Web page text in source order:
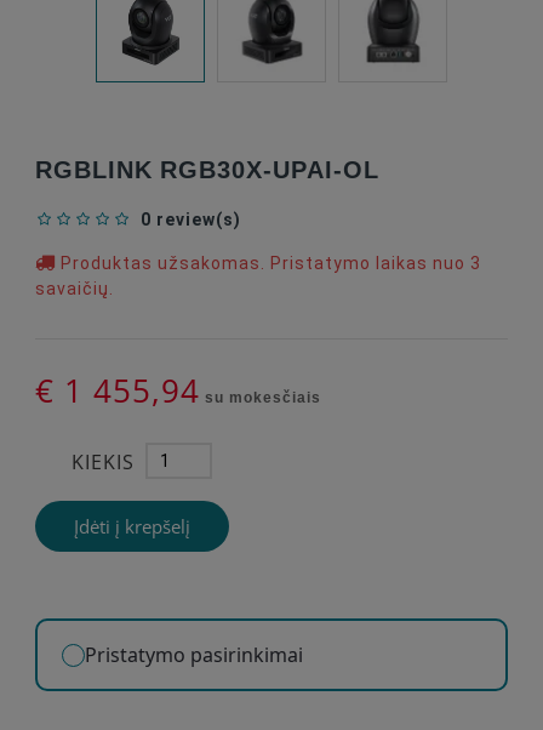
RGBLINK RGB30X-UPAI-OL
0 review(s)
Produktas užsakomas. Pristatymo laikas nuo 3
savaičių.
€ 1 455,94 su mokesčiais
KIEKIS
Įdėti į krepšelį
Pristatymo pasirinkimai